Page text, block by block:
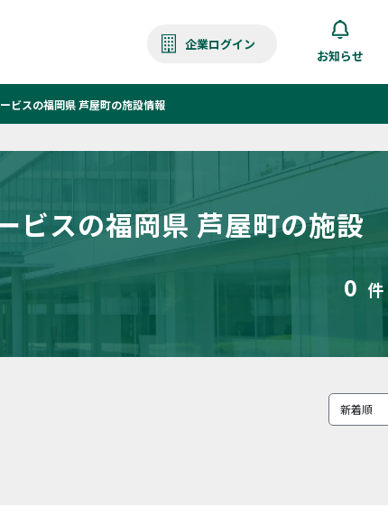
企業ログイン
お知らせ
ビスの福岡県 芦屋町の施設情報
ビスの福岡県 芦屋町の施設
0 件